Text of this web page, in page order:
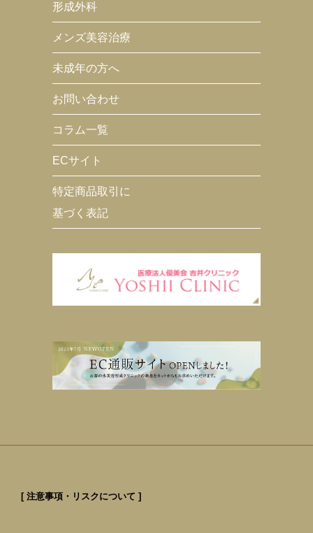
形成外科
メンズ美容治療
未成年の方へ
お問い合わせ
コラム一覧
ECサイト
特定商品取引に
基づく表記
[ 注意事項・リスクについて ]